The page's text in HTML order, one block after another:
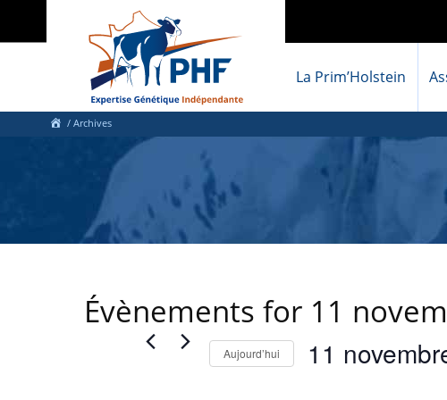
La Prim’Holstein
/ Archives
Évènements for 11
Aujourd’hui 11